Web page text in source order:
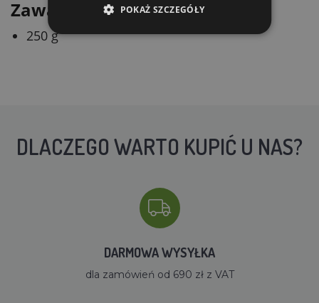
Zawartość opakowania
250 g
DLACZEGO WARTO KUPIĆ U NAS?
DARMOWA WYSYŁKA
dla zamówień od 690 zł z VAT
POKAŻ SZCZEGÓŁY